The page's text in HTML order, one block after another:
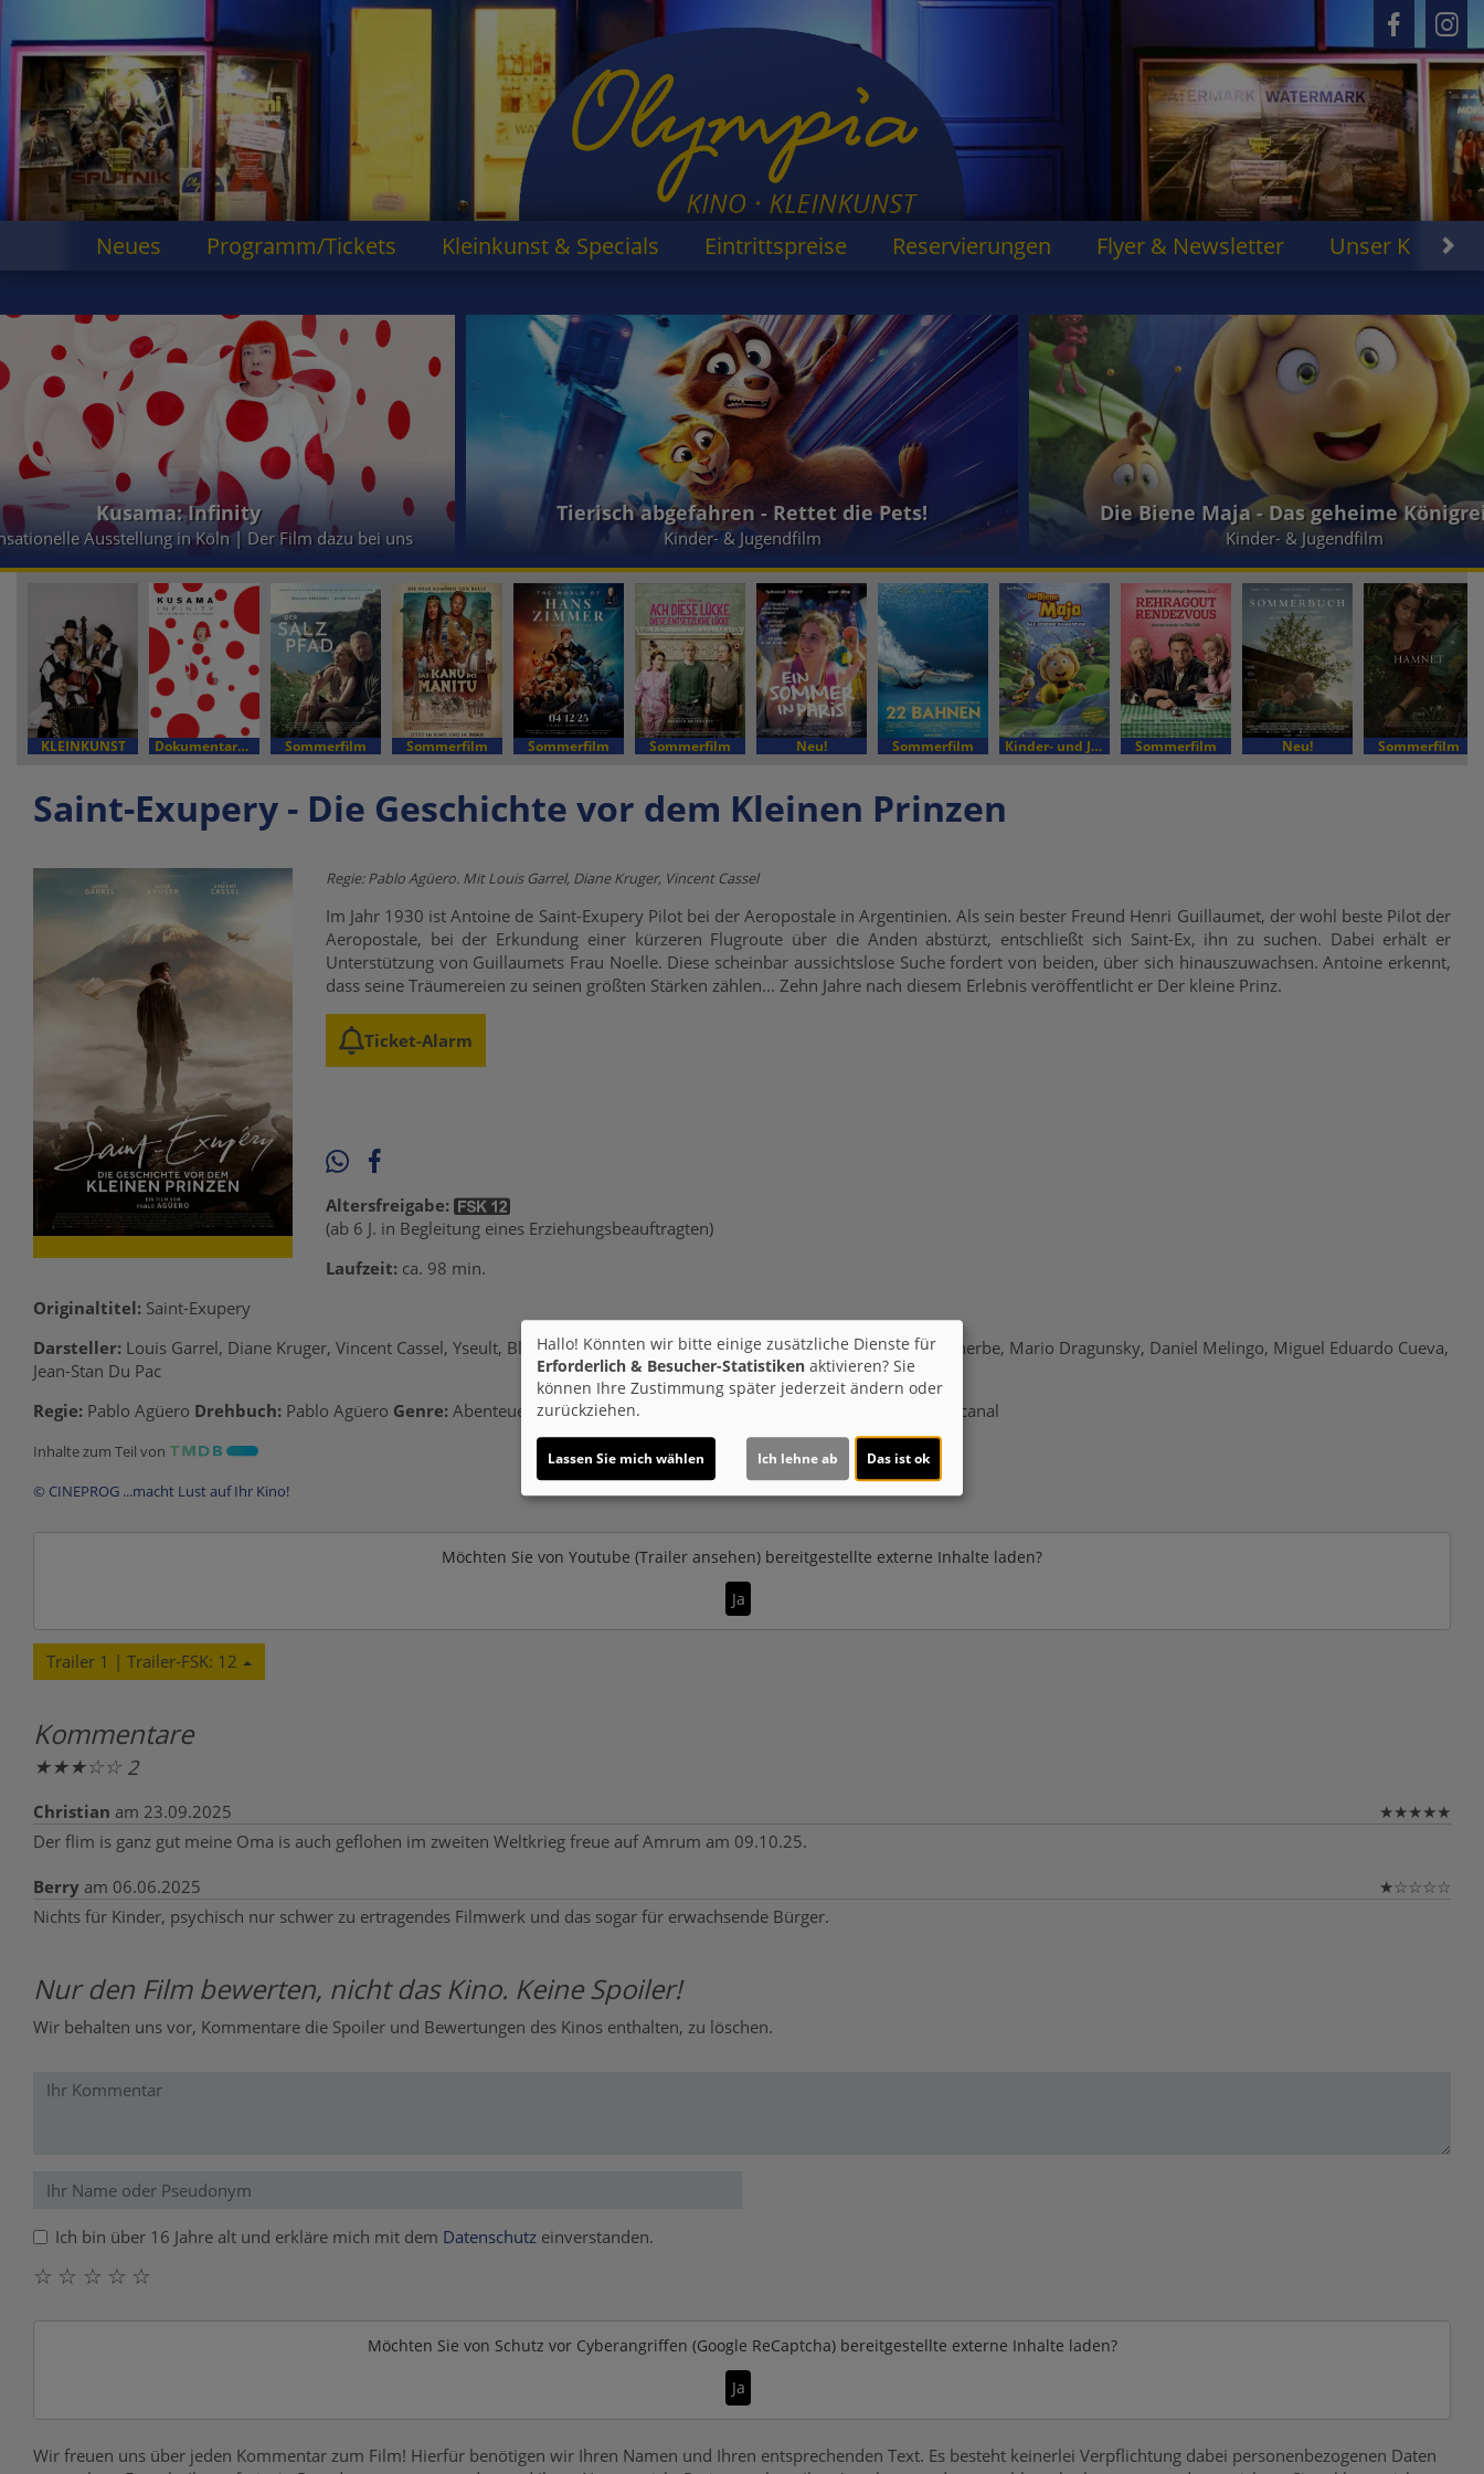
Neues Programm/Tickets Kleinkunst & Specials Eintrittspreise Reservierungen Flyer & Newsletter Unser Kino
Kusama: Infinity
Ausstellung in Köln | Der Film dazu bei uns
Tierisch abgefahren - Rettet die Pets!
Kinder- & Jugendfilm
Die Biene Maja - Das geheime
Kinder- & Jugendfilm
KLEINKUNST Dokumentarfilm Sommerfilm Sommerfilm Sommerfilm Sommerfilm Neu! Sommerfilm Kinder- und Jugendfilm Sommerfilm Neu! Sommerfilm
Saint-Exupery - Die Geschichte vor dem Kleinen Prinzen
Regie: Pablo Agüero. Mit Louis Garrel, Diane Kruger, Vincent Cassel
Im Jahr 1930 ist Antoine de Saint-Exupery Pilot bei der Aeropostale in Argentinien. Als sein bester Freund Henri Guillaumet, der wohl beste Pilot der
Aeropostale, bei der Erkundung einer kürzeren Flugroute über die Anden abstürzt, entschließt sich Saint-Ex, ihn zu suchen. Dabei erhält er
Unterstützung von Guillaumets Frau Noelle. Diese scheinbar aussichtslose Suche fordert von beiden, über sich hinauszuwachsen. Antoine erkennt,
dass seine Träumereien zu seinen größten Stärken zählen... Zehn Jahre nach diesem Erlebnis veröffentlicht er Der kleine Prinz.
Ticket-Alarm
Altersfreigabe:
(ab 6 J. in Begleitung eines Erziehungsbeauftragten)
Laufzeit: ca. 98 min.
Originaltitel: Saint-Exupery
Darsteller: Louis Garrel, Diane Kruger, Vincent Cassel, Yseult, Blanche Redouloux, Sergej Onopko, Ines Dutour, Jozua Malherbe, Mario Dragunsky, Daniel Melingo, Miguel Eduardo Cueva,
Jean-Stan Du Pac
Regie: Pablo Agüero Drehbuch: Pablo Agüero Genre: Abenteuer, Drama Land: Studiocanal
Inhalte zum Teil von
© CINEPROG ...macht Lust auf Ihr Kino!
Möchten Sie von Youtube (Trailer ansehen) bereitgestellte externe Inhalte laden?
Ja
Trailer 1 | Trailer-FSK: 12
Kommentare
★★★☆☆ 2
Christian am 23.09.2025 ★★★★★
Der flim is ganz gut meine Oma is auch geflohen im zweiten Weltkrieg freue auf Amrum am 09.10.25.
Berry am 06.06.2025 ★☆☆☆☆
Nichts für Kinder, psychisch nur schwer zu ertragendes Filmwerk und das sogar für erwachsende Bürger.
Nur den Film bewerten, nicht das Kino. Keine Spoiler!
Wir behalten uns vor, Kommentare die Spoiler und Bewertungen des Kinos enthalten, zu löschen.
Ich bin über 16 Jahre alt und erkläre mich mit dem Datenschutz einverstanden.
☆
☆
☆
☆
☆
Möchten Sie von Schutz vor Cyberangriffen (Google ReCaptcha)bereitgestellte externe Inhalte laden?
Ja
Wir freuen uns über jeden Kommentar zum Film! Hierfür benötigen wir Ihren Namen und Ihren entsprechenden Text. Es besteht keinerlei Verpflichtung dabei personenbezogenen Daten
Hallo! Könnten wir bitte einige zusätzliche Dienste für
Erforderlich & Besucher-Statistiken aktivieren? Sie
können Ihre Zustimmung später jederzeit ändern oder
zurückziehen.
Lassen Sie mich wählen Ich lehne ab Das ist ok